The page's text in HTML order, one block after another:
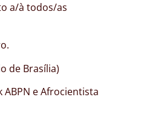
a/à todos/as
de Brasília)
ABPN e Afrocientista